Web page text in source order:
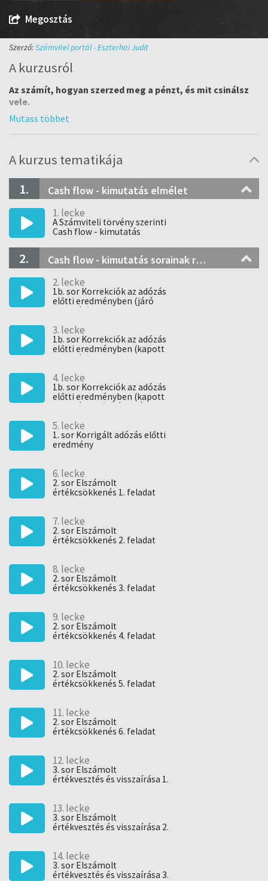
Megosztás
Szerző:Számvitel portál - Eszterhai Judit
A kurzusról
Az számít, hogyan szerzed meg a pénzt, és mit csinálsz
vele.
A cash flow, vagyis a pénzállomány változása.
A kurzus tematikája
1.
Cash flow - kimutatás elmélet
1. lecke
A Számviteli törvény szerinti
Cash flow - kimutatás
2. Cash flow - kimutatás sorainak részletezése - A Számviteli törvény szerinti korrekciók alkalmazása
2. lecke
1b. sor Korrekciók az adózás
előtti eredményben (járó
osztalék)
3. lecke
1b. sor Korrekciók az adózás
előtti eredményben (kapott
osztalék)
4. lecke
1b. sor Korrekciók az adózás
előtti eredményben (kapott
osztalék - előző évre jár)
5. lecke
1. sor Korrigált adózás előtti
eredmény
6. lecke
2. sor Elszámolt
értékcsökkenés 1. feladat
7. lecke
2. sor Elszámolt
értékcsökkenés 2. feladat
8. lecke
2. sor Elszámolt
értékcsökkenés 3. feladat
9. lecke
2. sor Elszámolt
értékcsökkenés 4. feladat
10. lecke
2. sor Elszámolt
értékcsökkenés 5. feladat
11. lecke
2. sor Elszámolt
értékcsökkenés 6. feladat
12. lecke
3. sor Elszámolt
értékvesztés és visszaírása 1.
13. lecke
3. sor Elszámolt
értékvesztés és visszaírása 2.
14. lecke
3. sor Elszámolt
értékvesztés és visszaírása 3.